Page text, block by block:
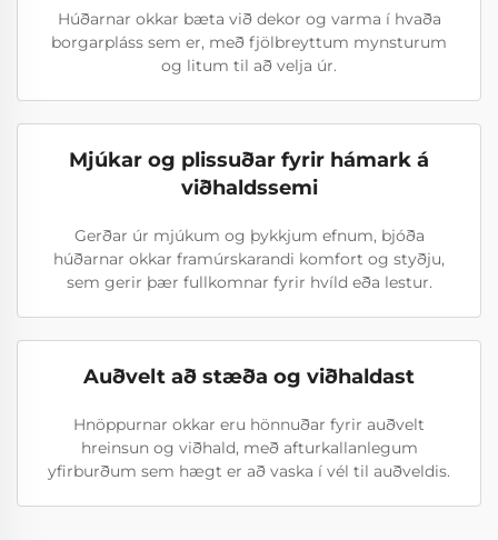
Húðarnar okkar bæta við dekor og varma í hvaða
borgarpláss sem er, með fjölbreyttum mynsturum
og litum til að velja úr.
Mjúkar og plissuðar fyrir hámark á
viðhaldssemi
Gerðar úr mjúkum og þykkjum efnum, bjóða
húðarnar okkar framúrskarandi komfort og styðju,
sem gerir þær fullkomnar fyrir hvíld eða lestur.
Auðvelt að stæða og viðhaldast
Hnöppurnar okkar eru hönnuðar fyrir auðvelt
hreinsun og viðhald, með afturkallanlegum
yfirburðum sem hægt er að vaska í vél til auðveldis.